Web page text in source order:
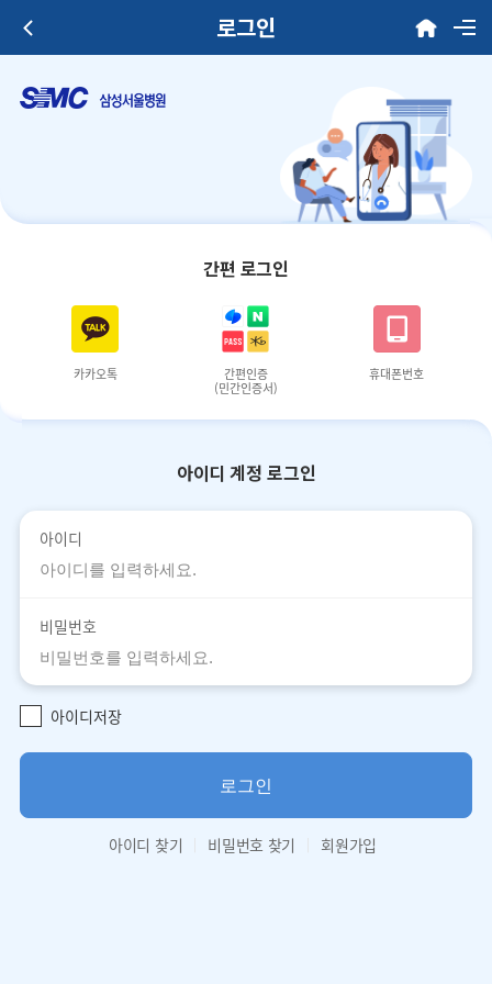
로그인
간편 로그인
카카오톡
간편인증
(민간인증서)
휴대폰번호
아이디 계정 로그인
아이디
비밀번호
아이디저장
로그인
아이디 찾기 비밀번호 찾기 회원가입